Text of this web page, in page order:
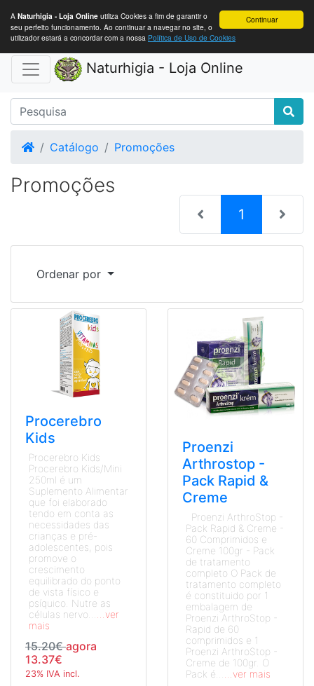
Continuar
A Naturhigia - Loja Online utiliza Cookies a fim de garantir o
seu perfeito funcionamento. Ao continuar a navegar no site, o
utilizador estará a concordar com a nossa Política de Uso de Cookies
Naturhigia - Loja Online
HomeCatálogo Promoções
Promoções
1 (current)
Ordenar por
Procerebro
Kids
Procerebro Kids
Procerebro Kids/Mini
250ml é um
Suplemento Alimentar
que foi elaborado
tendo em conta as
necessidades das
crianças e pré-
adolescentes, pois
promove o
crescimento
equilibrado do ponto
de vista físico e
psíquico. Nutre as
células nervo...
...ver
mais
15.20€agora
13.37€
23% IVA incl.
Proenzi
Arthrostop -
Pack Rapid &
Creme
Proenzi ArthroStop -
Pack Rapid & Creme -
60 Comprimidos e
Creme 100gr - Pack
de tratamento
completo O Pack de
tratamento completo
é constituido por 1
embalagem de
Proenzi ArthroStop -
Rapid de 60
comprimidos e 1
Proenzi ArthroStop -
Creme de 100gr. O
Pack é...
...ver mais